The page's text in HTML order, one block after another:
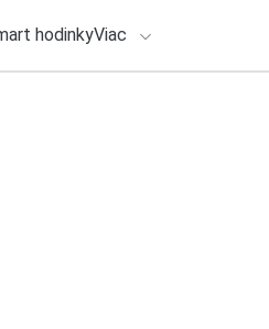
hodinkyViac